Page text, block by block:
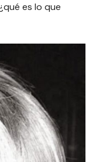
es lo que